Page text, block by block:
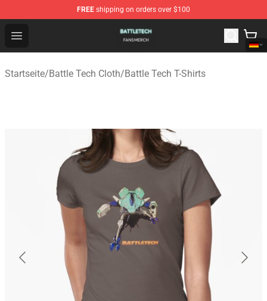
FREE shipping on orders over $100
Open menu
Battle Tech Shop - Official Battle Tech Merchandise Store
Startseite/Battle Tech Cloth/Battle Tech T-Shirts